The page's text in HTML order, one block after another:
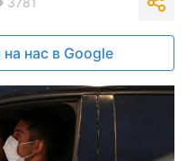
на нас в Google